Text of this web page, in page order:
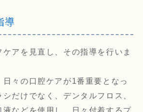
導
ケアを見直し、その指導を行いま
々の口腔ケアが1番重要となっ
だけでなく、デンタルフロス、
液などを使用し、日々付着するプ